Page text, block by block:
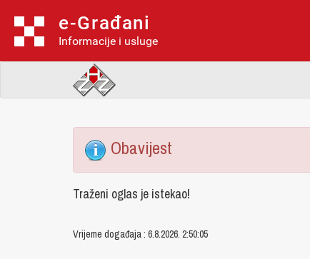
e-Građani
Informacije i usluge
Obavijest
Traženi oglas je istekao!
Vrijeme događaja : 6.8.2026. 2:50:05